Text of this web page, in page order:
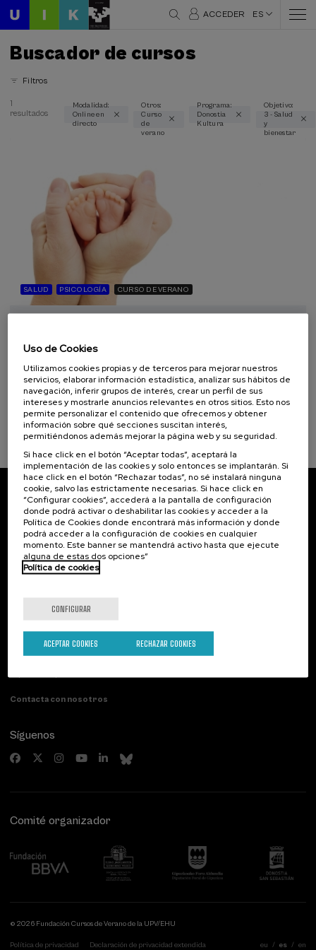
ACCEDER ES
Buscador de cursos
Filtros
Áreas temáticas
Modalidad
Online en directo (1)
Tipo de actividad
Programas especiales
Objetivos de desarrollo sostenible
1
resultados
Modalidad:
Online en
directo
Otros:
Curso
de
verano
Programa:
Donostia
Kultura
Objetivo:
3 - Salud
y
bienestar
SALUD PSICOLOGÍA CURSO DE VERANO
y neonatal
20 h. Español Euskera .
...
DESDE22 €
Últimas
plazas
Gratuito
Fecha
pasada
Lista
de
espera
Plazo
de
matrícula
finalizado
Suscríbete a nuestro boletín
Inscríbete para ser el primero/a en recibir las
novedades de UIK.
Suscribirse
Contacto
Paseo de Miraconcha, 48
Contacta con nosotros
Síguenos
Comité organizador
© 2026 Fundación Cursos de Verano de la UPV/EHU
Política de privacidad Declaración de privacidad extendida eu es en
Uso de Cookies
Utilizamos cookies propias y de terceros para mejorar nuestros
servicios, elaborar información estadística, analizar sus hábitos de
navegación, inferir grupos de interés, crear un perfil de sus
intereses y mostrarle anuncios relevantes en otros sitios. Esto nos
permite personalizar el contenido que ofrecemos y obtener
información sobre qué secciones suscitan interés,
permitiéndonos además mejorar la página web y su seguridad.
Si hace click en el botón “Aceptar todas”, aceptará la
implementación de las cookies y solo entonces se implantarán. Si
hace click en el botón “Rechazar todas”, no sé instalará ninguna
cookie, salvo las estrictamente necesarias. Si hace click en
“Configurar cookies”, accederá a la pantalla de configuración
donde podrá activar o deshabilitar las cookies y acceder a la
Política de Cookies donde encontrará más información y donde
podrá acceder a la configuración de cookies en cualquier
momento. Este banner se mantendrá activo hasta que ejecute
alguna de estas dos opciones”
Política de cookies
CONFIGURAR
RECHAZAR COOKIES
ACEPTAR COOKIES